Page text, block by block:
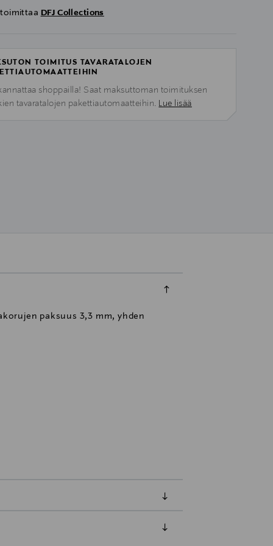
DFJ Collections
TOIMITUS TAVARATALOJEN
shoppailla! Saat maksuttoman toimituksen
tavaratalojen pakettiautomaatteihin. Lue lisää
paksuus 3,3 mm, yhden